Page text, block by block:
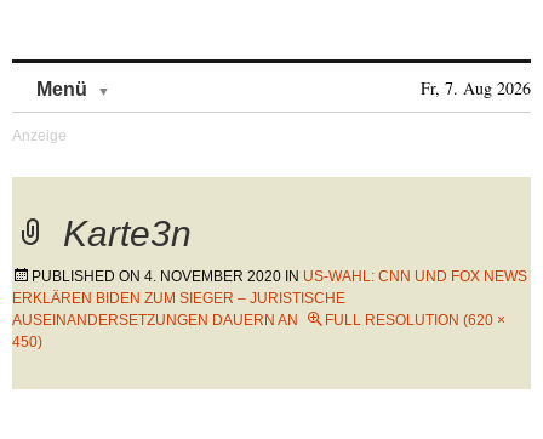
Menü Fr, 7. Aug 2026
Karte3n
PUBLISHED ON 4. NOVEMBER 2020 IN US-WAHL: CNN UND FOX NEWS
ERKLÄREN BIDEN ZUM SIEGER – JURISTISCHE
AUSEINANDERSETZUNGEN DAUERN AN
FULL RESOLUTION (620 ×
450)